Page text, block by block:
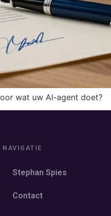
wat uw AI-agent doet?
NAVIGATIE
Stephan Spies
Contact